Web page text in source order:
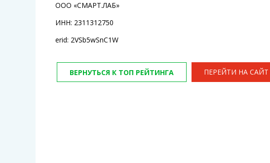
ООО «СМАРТ.ЛАБ»
ИНН: 2311312750
erid: 2VSb5wSnC1W
ВЕРНУТЬСЯ К ТОП РЕЙТИНГА ПЕРЕЙТИ НА